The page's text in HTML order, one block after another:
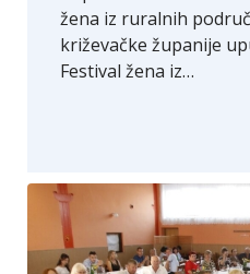
žena iz ruralnih
križevačke županije
Festival žena iz…